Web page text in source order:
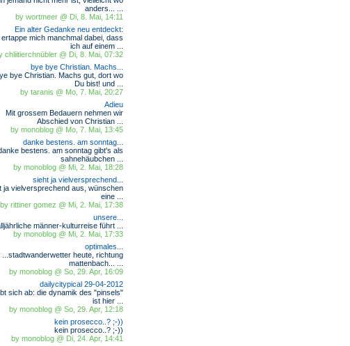
anders... ...
by wortmeer @ Di, 8. Mai, 14:11
Ein alter Gedanke neu entdeckt:
mich manchmal dabei, dass
ich auf einem ...
chliitierchnübler @ Di, 8. Mai, 07:32
bye bye Christian. Machs...
bye Christian. Machs gut, dort wo
Du bist! und ...
by taranis @ Mo, 7. Mai, 20:27
Adieu
Mit grossem Bedauern nehmen wir
Abschied von Christian ...
by monoblog @ Mo, 7. Mai, 13:45
danke bestens. am sonntag...
bestens. am sonntag gibt's als
sahnehäubchen ...
by monoblog @ Mi, 2. Mai, 18:28
sieht ja vielversprechend...
ja vielversprechend aus, wünschen
eine ...
by rittiner gomez @ Mi, 2. Mai, 17:38
unsere...
männer-kulturreise führt ...
by monoblog @ Mi, 2. Mai, 17:33
optimales...
...stadtwanderwetter heute, richtung
mattenbach... ...
by monoblog @ So, 29. Apr, 16:09
dailycitypical 29-04-2012
sich ab: die dynamik des "pinsels"
ist hier ...
by monoblog @ So, 29. Apr, 12:18
kein prosecco..? ;-))
kein prosecco..? ;-))
by monoblog @ Di, 24. Apr, 14:41